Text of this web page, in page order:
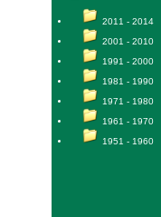
2011 - 2014
2001 - 2010
1991 - 2000
1981 - 1990
1971 - 1980
1961 - 1970
1951 - 1960